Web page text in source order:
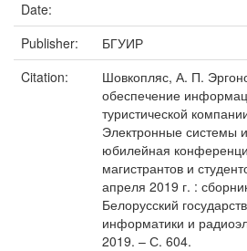
Date:
Publisher:
БГУИР
Citation:
Шовкопляс, А. П.
обеспечение
туристической
Электронные системы
юбилейная
магистрантов и
апреля 2019 г. :
Белорусский
информатики и
2019. – С. 604.